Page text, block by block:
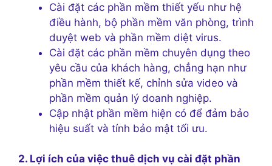
Cài đặt các phần mềm thiết yếu như hệ
điều hành, bộ phần mềm văn phòng, trình
duyệt web và phần mềm diệt virus.
Cài đặt các phần mềm chuyên dụng theo
yêu cầu của khách hàng, chẳng hạn như
phần mềm thiết kế, chỉnh sửa video và
phần mềm quản lý doanh nghiệp.
Cập nhật phần mềm hiện có để đảm bảo
hiệu suất và tính bảo mật tối ưu.
2. Lợi ích của việc thuê dịch vụ cài đặt phần